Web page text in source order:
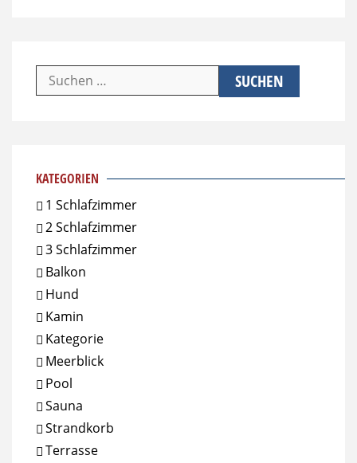
Suchen
nach:
KATEGORIEN
1 Schlafzimmer
2 Schlafzimmer
3 Schlafzimmer
Balkon
Hund
Kamin
Kategorie
Meerblick
Pool
Sauna
Strandkorb
Terrasse